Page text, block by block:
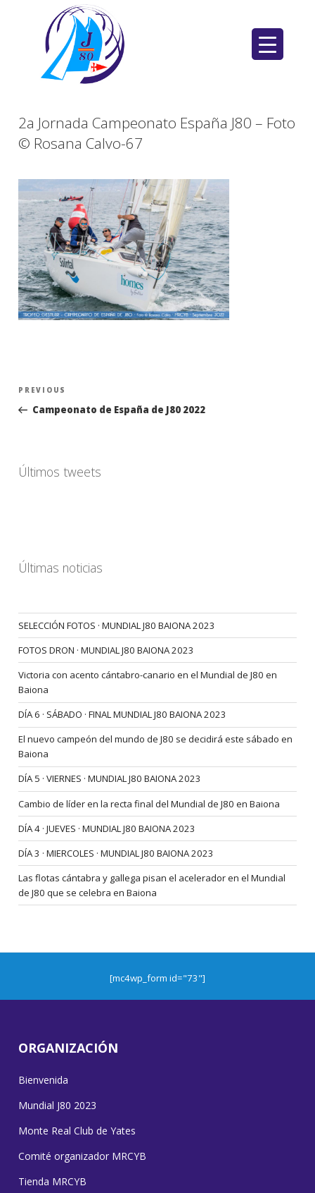
2a Jornada Campeonato España J80 – Foto
© Rosana Calvo-67
Navegación
entradas
Previous
Post
PREVIOUS
Campeonato de España de J80 2022
Últimos tweets
Últimas noticias
SELECCIÓN FOTOS · MUNDIAL J80 BAIONA 2023
FOTOS DRON · MUNDIAL J80 BAIONA 2023
Victoria con acento cántabro-canario en el Mundial de J80 en
Baiona
DÍA 6 · SÁBADO · FINAL MUNDIAL J80 BAIONA 2023
El nuevo campeón del mundo de J80 se decidirá este sábado en
Baiona
DÍA 5 · VIERNES · MUNDIAL J80 BAIONA 2023
Cambio de líder en la recta final del Mundial de J80 en Baiona
DÍA 4 · JUEVES · MUNDIAL J80 BAIONA 2023
DÍA 3 · MIERCOLES · MUNDIAL J80 BAIONA 2023
Las flotas cántabra y gallega pisan el acelerador en el Mundial
de J80 que se celebra en Baiona
[mc4wp_form id="73"]
ORGANIZACIÓN
Bienvenida
Mundial J80 2023
Monte Real Club de Yates
Comité organizador MRCYB
Tienda MRCYB